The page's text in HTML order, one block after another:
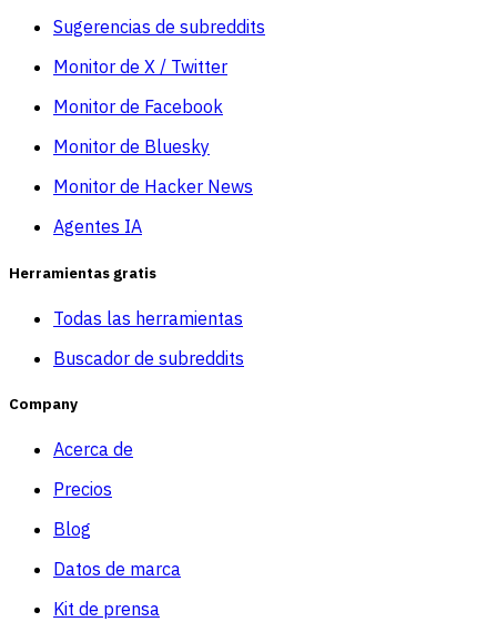
Sugerencias de subreddits
Monitor de X / Twitter
Monitor de Facebook
Monitor de Bluesky
Monitor de Hacker News
Agentes IA
Herramientas gratis
Todas las herramientas
Buscador de subreddits
Company
Acerca de
Precios
Blog
Datos de marca
Kit de prensa